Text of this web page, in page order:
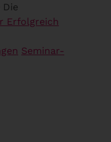
Die
Erfolgreich
Seminar-